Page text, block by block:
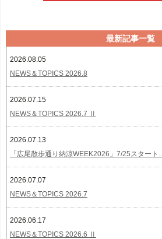
最新記事一覧
2026.08.05
NEWS＆TOPICS 2026.8
2026.07.15
NEWS＆TOPICS 2026.7 Ⅱ
2026.07.13
「広尾散歩通り納涼WEEK2026」7/25スタート…
2026.07.07
NEWS＆TOPICS 2026.7
2026.06.17
NEWS＆TOPICS 2026.6 Ⅱ